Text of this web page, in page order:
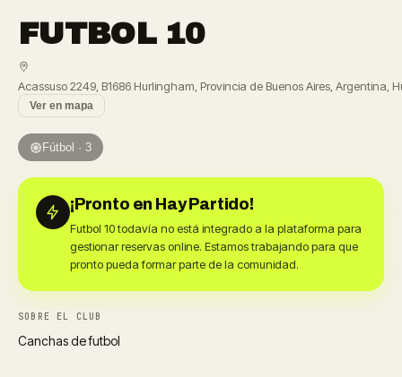
FUTBOL 10
Acassuso 2249, B1686 Hurlingham, Provincia de Buenos Aires, Argentina,
Ver en mapa
Fútbol · 3
¡Pronto en Hay Partido!
Futbol 10 todavía no está integrado a la plataforma para
gestionar reservas online. Estamos trabajando para que
pronto pueda formar parte de la comunidad.
SOBRE EL CLUB
Canchas de futbol